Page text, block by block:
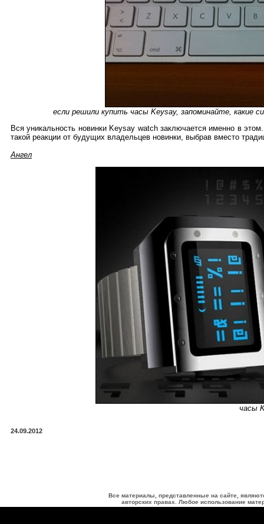
если решили купить часы Keysay, запоминайте, какие
Вся уникальность новинки Keysay watch заключается именно в
такой реакции от будущих владельцев новинки, выбрав вместо
Ангел
часы
24.09.2012
Все материалы, представленные на сайте,
авторских правах. Любое использование